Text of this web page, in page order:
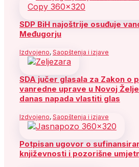
SDP BiH najoštrije osuđuje
Međugorju
Izdvojeno, Saopštenja i izjave
SDA jučer glasala za Zakon o
vanredne uprave u Novoj
danas napada vlastiti glas
Izdvojeno, Saopštenja i izjave
Potpisan ugovor o
književnosti i pozorišne